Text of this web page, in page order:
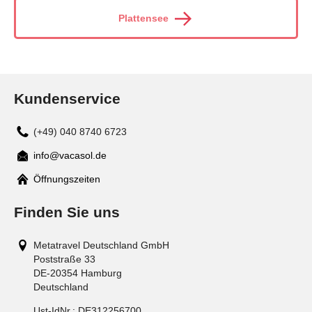
Plattensee
Kundenservice
(+49) 040 8740 6723
Mail
info@vacasol.de
Öffnungszeiten
Finden Sie uns
Metatravel Deutschland GmbH
Poststraße 33
DE-20354 Hamburg
Deutschland